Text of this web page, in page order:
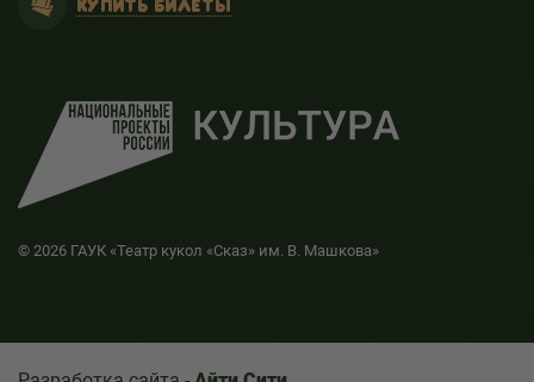
КУПИТЬ БИЛЕТЫ
© 2026 ГАУК «Театр кукол «Сказ» им. В. Машкова»